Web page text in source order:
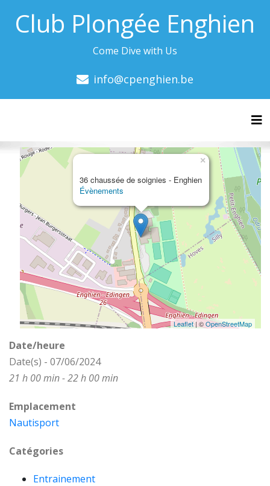
Club Plongée Enghien
Come Dive with Us
info@cpenghien.be
36 chaussée de soignies - Enghien
Évènements
×
Leaflet| ©OpenStreetMap
Date/heure
Date(s) - 07/06/2024
21 h 00 min - 22 h 00 min
Emplacement
Nautisport
Catégories
Entrainement